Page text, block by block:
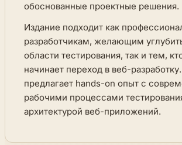
обоснованные проектные решения.
Издание подходит как
разработчикам, желающим
области тестирования, так и тем,
начинает переход в веб-
предлагает hands-on опыт с
рабочими процессами
архитектурой веб-приложений.